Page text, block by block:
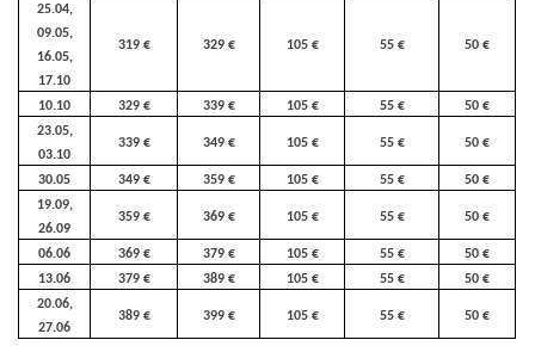
25.04,
09.05,
16.05,
17.10
319 € 329 € 105 € 55 € 50 €
10.10 329 € 339 € 105 € 55 €
50 €
23.05,
03.10
339 € 349 € 105 € 55 € 50 €
30.05 349 € 359 € 105 € 55 €
50 €
19.09,
26.09
359 € 369 € 105 € 55 € 50 €
06.06 369 € 379 € 105 € 55 €
50 €
13.06
379 € 389 € 105 € 55 €
50 €
20.06,
27.06
389 € 399 € 105 € 55 € 50 €